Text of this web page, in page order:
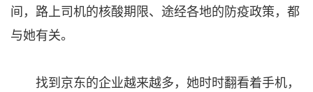
间，路上司机的核酸期限、途经各地的防疫政策，都
与她有关。
找到京东的企业越来越多，她时时翻看着手机，